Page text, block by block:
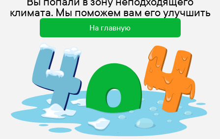
климата. Мы поможем вам его улучшить
На главную